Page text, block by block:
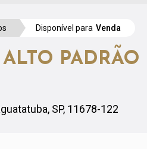
Disponível para Venda
SP, 11678-122